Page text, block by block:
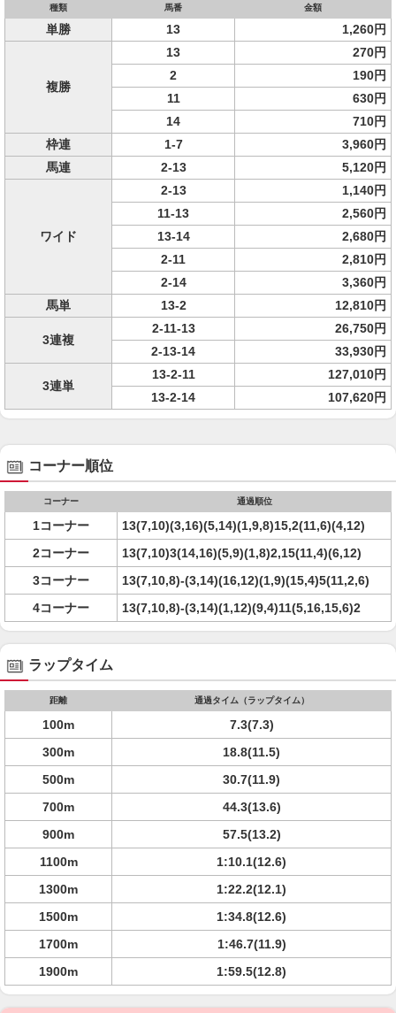
種類 馬番 金額
単勝 13 1,260円
複勝
13
270円
2
190円
11
630円
14
710円
枠連
1-7
3,960円
馬連
2-13 5,120円
ワイド
2-13
1,140円
11-13
2,560円
13-14
2,680円
2-11
2,810円
2-14
3,360円
馬単
13-2 12,810円
3連複
2-11-13
26,750円
2-13-14
33,930円
3連単
13-2-11
127,010円
13-2-14
107,620円
コーナー順位
コーナー 通過順位
1コーナー
13(7,10)(3,16)(5,14)(1,9,8)15,2(11,6)(4,12)
2コーナー
13(7,10)3(14,16)(5,9)(1,8)2,15(11,4)(6,12)
3コーナー
13(7,10,8)-(3,14)(16,12)(1,9)(15,4)5(11,2,6)
4コーナー
13(7,10,8)-(3,14)(1,12)(9,4)11(5,16,15,6)2
ラップタイム
距離 通過タイム（ラップタイム）
100m
7.3(7.3)
300m
18.8(11.5)
500m
30.7(11.9)
700m
44.3(13.6)
900m
57.5(13.2)
1100m
1:10.1(12.6)
1300m
1:22.2(12.1)
1500m
1:34.8(12.6)
1700m
1:46.7(11.9)
1900m
1:59.5(12.8)